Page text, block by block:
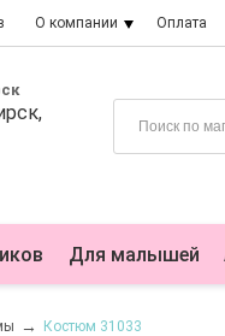
О компании Оплата
,
Для малышей
Костюм 31033